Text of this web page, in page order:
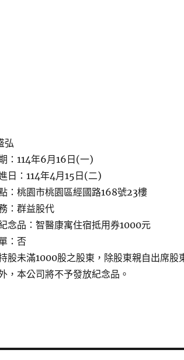
弘
：114年6月16日(一)
日：114年4月15日(二)
：桃園市桃園區經國路168號23樓
：群益股代
念品：智醫康寓住宿抵用券1000元
：否
股未滿1000股之股東，除股東親自出席股
，本公司將不予發放紀念品。